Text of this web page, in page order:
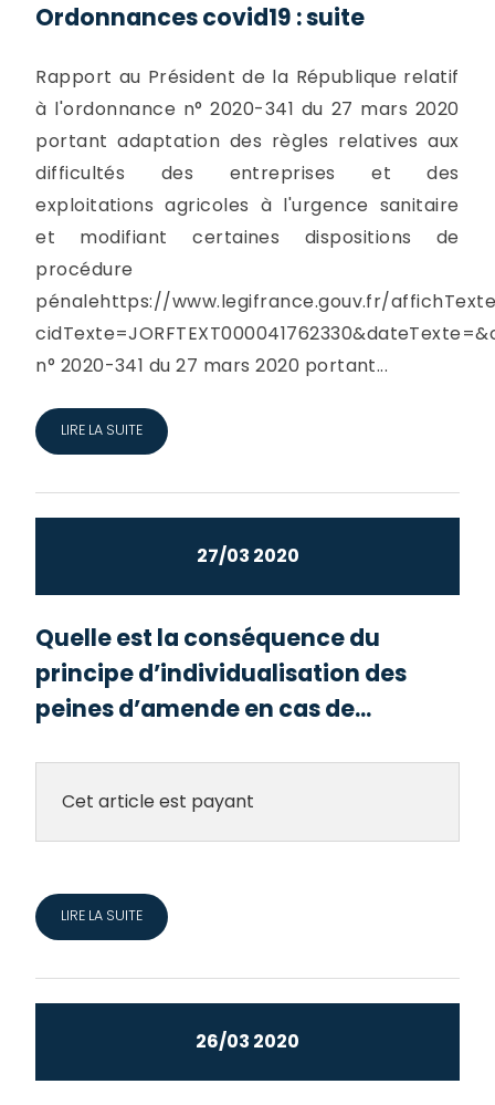
Ordonnances covid19 : suite
Rapport au Président de la République relatif
à l'ordonnance n° 2020-341 du 27 mars 2020
portant adaptation des règles relatives aux
difficultés des entreprises et des
exploitations agricoles à l'urgence sanitaire
et modifiant certaines dispositions de
procédure
pénalehttps://www.legifrance.gouv.fr/
n° 2020-341 du 27 mars 2020 portant...
LIRE LA SUITE
27/03 2020
Quelle est la conséquence du
principe d’individualisation des
peines d’amende en cas de...
Cet article est payant
LIRE LA SUITE
26/03 2020